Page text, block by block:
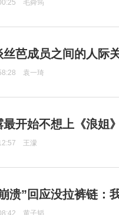
毛舜筠
丝芭成员之间的人际
袁一琦
最开始不想上《浪姐
王濛
溃”回应没拉裤链：
黄子韬